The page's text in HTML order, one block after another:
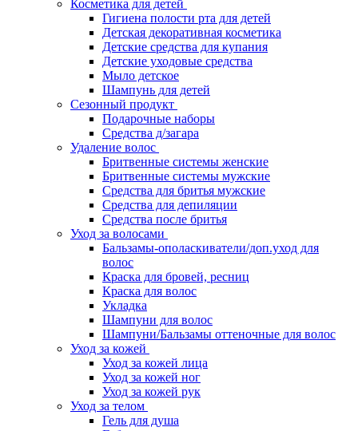
Косметика для детей
Гигиена полости рта для детей
Детская декоративная косметика
Детские средства для купания
Детские уходовые средства
Мыло детское
Шампунь для детей
Сезонный продукт
Подарочные наборы
Средства д/загара
Удаление волос
Бритвенные системы женские
Бритвенные системы мужские
Средства для бритья мужские
Средства для депиляции
Средства после бритья
Уход за волосами
Бальзамы-ополаскиватели/доп.уход для
волос
Краска для бровей, ресниц
Краска для волос
Укладка
Шампуни для волос
Шампуни/Бальзамы оттеночные для волос
Уход за кожей
Уход за кожей лица
Уход за кожей ног
Уход за кожей рук
Уход за телом
Гель для душа